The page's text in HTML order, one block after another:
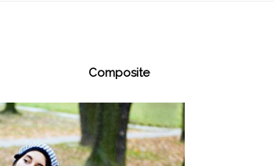
Composite